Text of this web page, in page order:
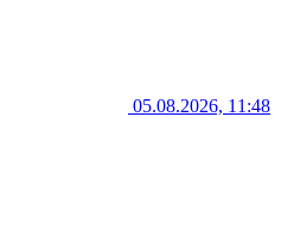
05.08.2026, 11:48